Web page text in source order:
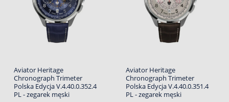
Aviator Heritage
Chronograph Trimeter
Polska Edycja V.4.40.0.352.4
PL - zegarek męski
Aviator Heritage
Chronograph Trimeter
Polska Edycja V.4.40.0.351.4
PL - zegarek męski